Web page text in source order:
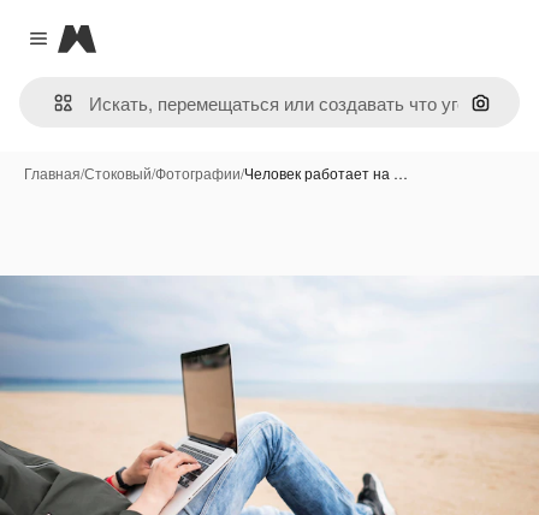
Close menu
Magnific
Поиск
Главная/Стоковый/Фотографии/Человек работает на …